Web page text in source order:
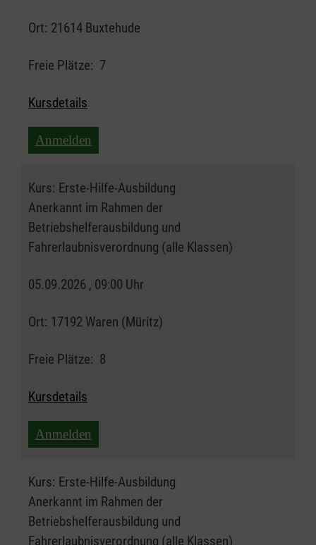
Ort: 21614 Buxtehude
Freie Plätze: 7
Kursdetails
Anmelden
Kurs: Erste-Hilfe-Ausbildung
Anerkannt im Rahmen der
Betriebshelferausbildung und
Fahrerlaubnisverordnung (alle Klassen)
05.09.2026 , 09:00 Uhr
Ort: 17192 Waren (Müritz)
Freie Plätze: 8
Kursdetails
Anmelden
Kurs: Erste-Hilfe-Ausbildung
Anerkannt im Rahmen der
Betriebshelferausbildung und
Fahrerlaubnisverordnung (alle Klassen)